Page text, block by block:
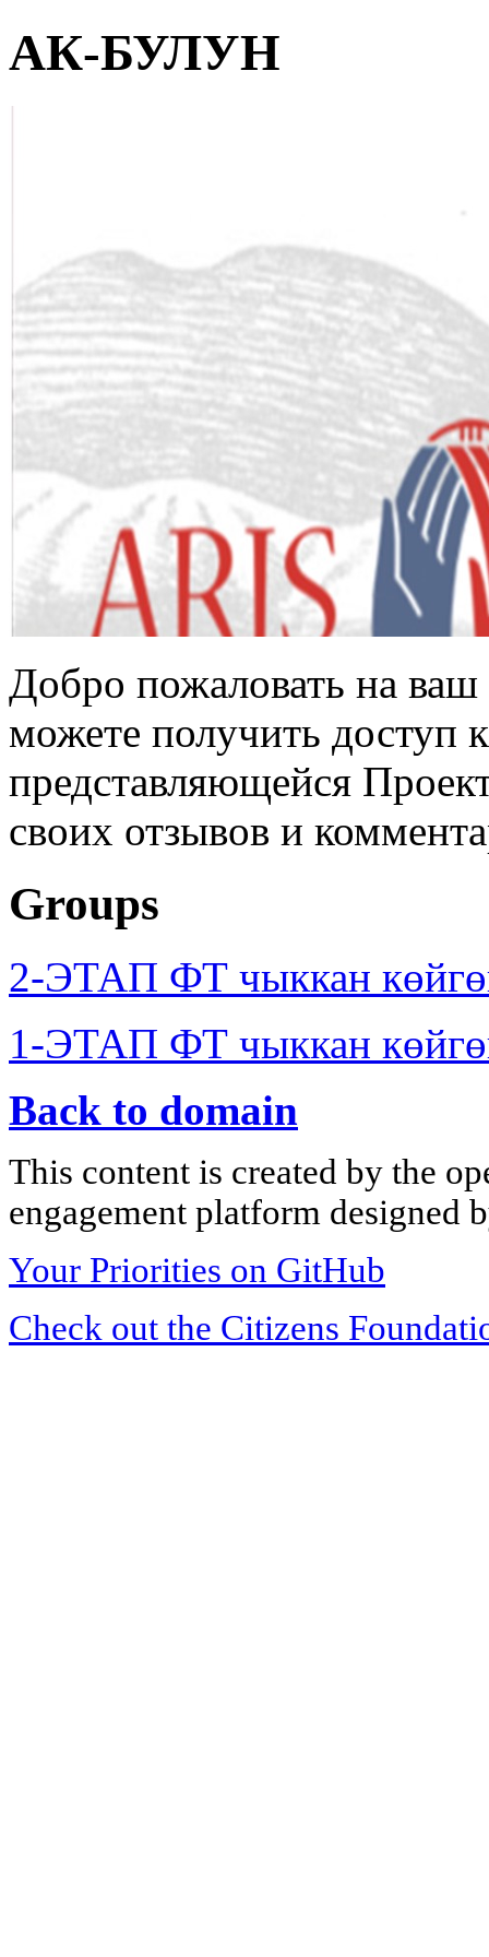
АК-БУЛУН
Добро пожаловать на
можете получить доступ
представляющейся
своих отзывов и
Groups
2-ЭТАП ФТ чыккан
1-ЭТАП ФТ чыккан
Back to domain
This content is created by the
engagement platform designed
Your Priorities on GitHub
Check out the Citizens